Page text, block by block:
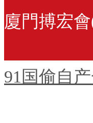
廈門搏宏
91国偷自